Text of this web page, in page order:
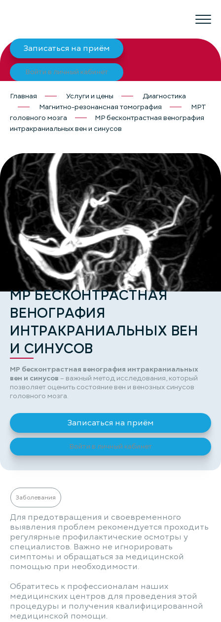
Записаться на приём
Войти в личный кабинет
Главная Услуги и цены
Диагностика
Магнитно-резонансная томография
МРТ
головного мозга
МР бесконтрастная венография
интракраниальных вен и синусов
МР БЕСКОНТРАСТНАЯ
ВЕНОГРАФИЯ
ИНТРАКРАНИАЛЬНЫХ ВЕН
И СИНУСОВ
МР бесконтрастная венография интракраниальных
вен и синусов – важный метод исследования, который
позволяет оценить состояние вен и венозных синусов
головного мозга.
Записаться на приём
Войти в личный кабинет
Заболевания
Для предотвращения и своевременного
выявления проблем рекомендуется проходить
регулярные профилактические осмотры у
специалистов. Важно не игнорировать
симптомы и обращаться за медицинской
помощью при необходимости.
Обратитесь к профессионалам наших
медицинских центров для проведения этой
процедуры и получения квалифицированной
медицинской помощи.